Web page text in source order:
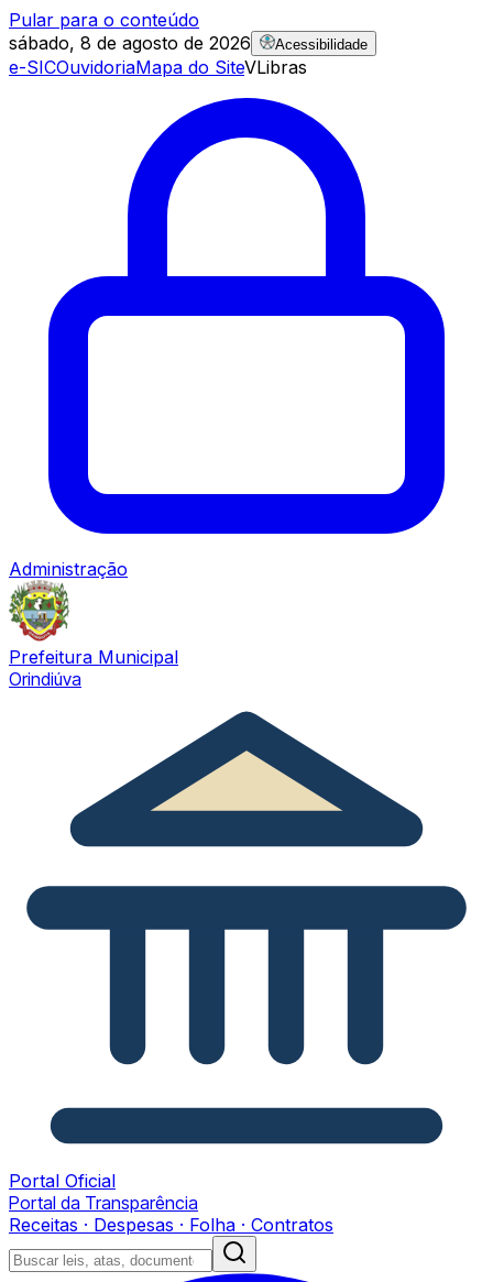
Pular para o conteúdo
sábado, 8 de agosto de 2026
Acessibilidade
e-SICOuvidoriaMapa do SiteVLibras
Administração
Prefeitura Municipal
Orindiúva
Portal Oficial
Portal da Transparência
Receitas · Despesas · Folha · Contratos